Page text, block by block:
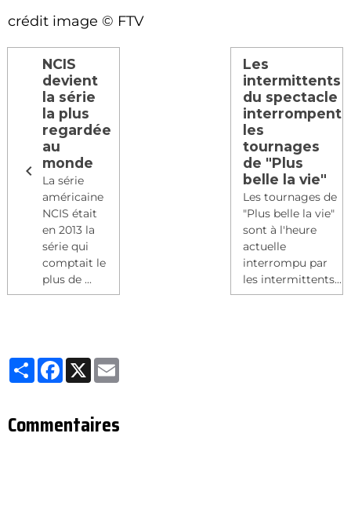
crédit image © FTV
NCIS
devient
la série
la plus
regardée
au
monde
La série
américaine
NCIS était
en 2013 la
série qui
comptait le
plus de ...
Les
intermittents
du spectacle
interrompent
les
tournages
de "Plus
belle la vie"
Les tournages de
"Plus belle la vie"
sont à l'heure
actuelle
interrompu par
les intermittents...
Partager
Facebook
X
Commentaires